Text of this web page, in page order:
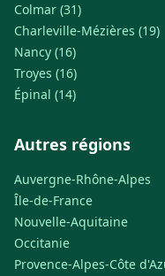
Colmar (31)
Charleville-Mézières (19)
Nancy (16)
Troyes (16)
Épinal (14)
Autres régions
Auvergne-Rhône-Alpes
Île-de-France
Nouvelle-Aquitaine
Occitanie
Provence-Alpes-Côte